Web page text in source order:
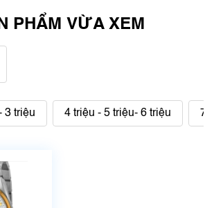
PHẨM VỪA XEM
3 triệu 4 triệu - 5 triệu- 6 triệu 7